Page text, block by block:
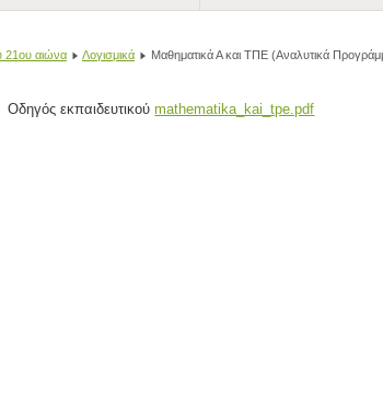
21ου αιώνα Λογισμικά Μαθηματικά Α και ΤΠΕ (Αναλυτικά
Οδηγός εκπαιδευτικούmathematika_kai_tpe.pdf